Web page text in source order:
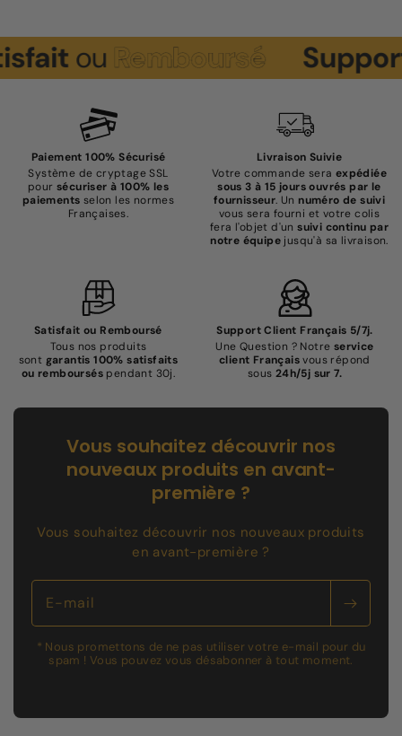
ouRemboursé Support
Paiement 100% Sécurisé
Système de cryptage SSL
pour sécuriser à 100% les
paiements selon les normes
Françaises.
Livraison Suivie
Votre commande sera expédiée
sous 3 à 15 jours ouvrés par le
fournisseur. Un numéro de suivi
vous sera fourni et votre colis
fera l'objet d'unsuivi continu par
notre équipe jusqu'à sa livraison.
Satisfait ou Remboursé
Tous nos produits
sont garantis 100% satisfaits
ou remboursés pendant 30j.
Support Client Français 5/7j.
Une Question ? Notre service
client Françaisvous répond
sous 24h/5j sur 7.
Vous souhaitez découvrir nos
nouveaux produits en avant-
première ?
Vous souhaitez découvrir nos nouveaux produits
en avant-première ?
E-mail
* Nous promettons de ne pas utiliser votre e-mail pour du
spam ! Vous pouvez vous désabonner à tout moment.